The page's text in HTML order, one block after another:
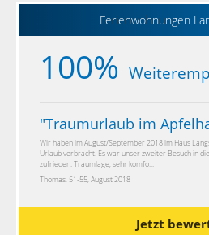
Ferienwohnungen
100%
"Traumurlaub im
Wir haben im August/September 2018 im Haus
Urlaub verbracht. Es war unser zweiter Besuch in
zufrieden. Traumlage, sehr komfo...
Thomas, 51-55, August 2018
Jetzt